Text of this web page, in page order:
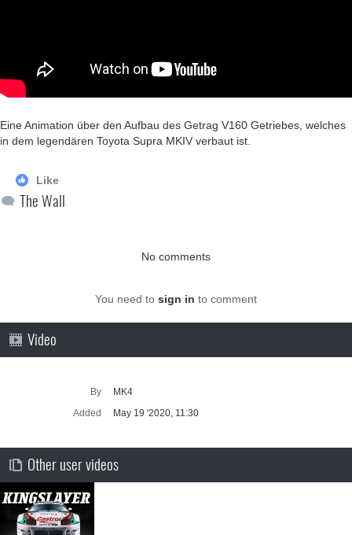
Eine Animation über den Aufbau des Getrag V160 Getriebes, welches
in dem legendären Toyota Supra MKIV verbaut ist.
Like
The Wall
No comments
You need to sign in to comment
Video
By
MK4
Added
May 19 '2020, 11:30
Other user videos